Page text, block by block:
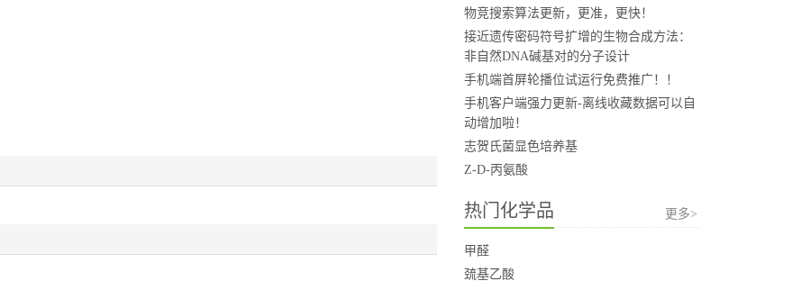
物竞搜索算法更新，更准，更快！
接近遗传密码符号扩增的生物合成方法：
非自然DNA碱基对的分子设计
手机端首屏轮播位试运行免费推广！！
手机客户端强力更新-离线收藏数据可以自
动增加啦！
志贺氏菌显色培养基
Z-D-丙氨酸
热门化学品 更多>
甲醛
巯基乙酸